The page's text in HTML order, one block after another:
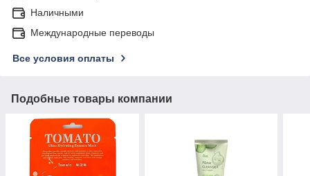
Наличными
Международные переводы
Все условия оплаты
Подобные товары компании